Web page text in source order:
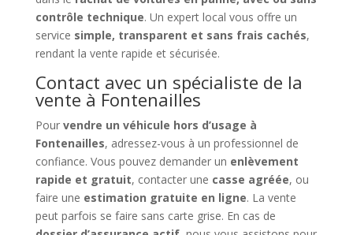
contrôle technique. Un expert local vous offre un
service simple, transparent et sans frais cachés,
rendant la vente rapide et sécurisée.
Contact avec un spécialiste de la
vente à Fontenailles
Pour vendre un véhicule hors d’usage à
Fontenailles, adressez-vous à un professionnel de
confiance. Vous pouvez demander un enlèvement
rapide et gratuit, contacter une casse agréée, ou
faire une estimation gratuite en ligne. La vente
peut parfois se faire sans carte grise. En cas de